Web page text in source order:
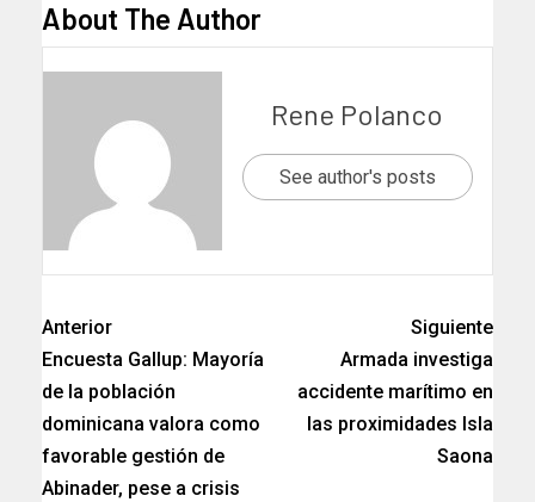
About The Author
Rene Polanco
See author's posts
Anterior
Encuesta Gallup: Mayoría
de la población
dominicana valora como
favorable gestión de
Abinader, pese a crisis
Siguiente
Armada investiga
accidente marítimo en
las proximidades Isla
Saona